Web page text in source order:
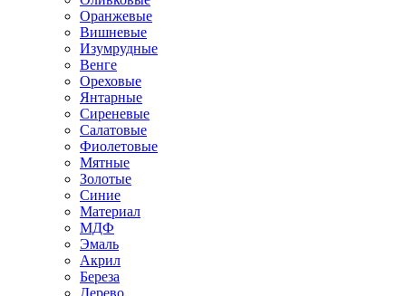
Оранжевые
Вишневые
Изумрудные
Венге
Ореховые
Янтарные
Сиреневые
Салатовые
Фиолетовые
Мятные
Золотые
Синие
Материал
МДФ
Эмаль
Акрил
Береза
Дерево